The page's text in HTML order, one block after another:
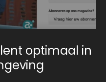
optimaal in